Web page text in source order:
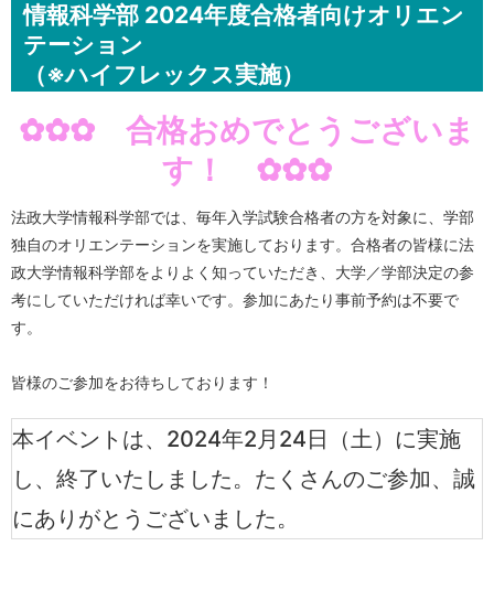
情報科学部 2024年度合格者向けオリエン
テーション
（※ハイフレックス実施）
✿✿✿ 合格おめでとうございま
す！ ✿✿✿
法政大学情報科学部では、毎年入学試験合格者の方を対象に、学部
独自のオリエンテーションを実施しております。合格者の皆様に法
政大学情報科学部をよりよく知っていただき、大学／学部決定の参
考にしていただければ幸いです。参加にあたり事前予約は不要で
す。
皆様のご参加をお待ちしております！
本イベントは、2024年2月24日（土）に実施
し、終了いたしました。たくさんのご参加、誠
にありがとうございました。